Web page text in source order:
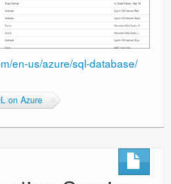
en-us/azure/sql-database/
on Azure